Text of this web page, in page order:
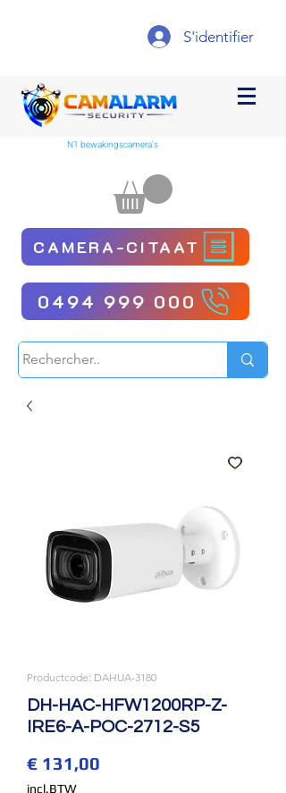
S'identifier
N1 bewakingscamera's
CAMERA-CITAAT
0494 999 000
Productcode: DAHUA-3180
DH-HAC-HFW1200RP-Z-
IRE6-A-POC-2712-S5
€ 131,00
incl.BTW